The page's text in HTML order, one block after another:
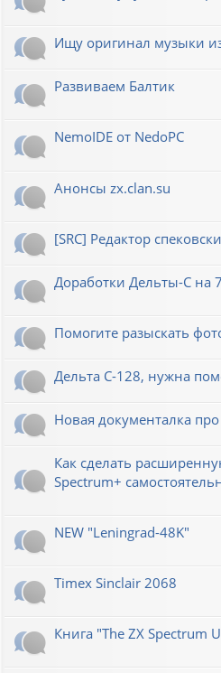
Ищу оригинал музыки
Развиваем Балтик
NemoIDE от NedoPC
Анонсы zx.clan.su
[SRC] Редактор
Доработки Дельты-С на
Помогите разыскать
Дельта С-128, нужна
Новая документалка
Как сделать
Spectrum+
NEW "Leningrad-48K"
Timex Sinclair 2068
Книга "The ZX Spectrum